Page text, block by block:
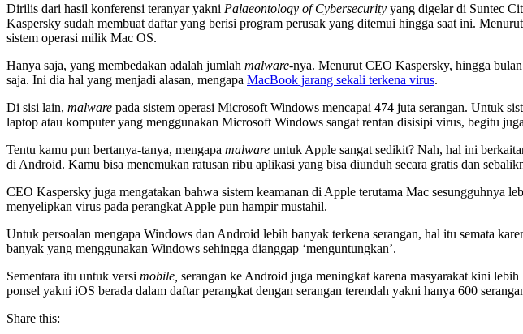
Dirilis dari hasil konferensi teranyar yakni Palaeontology of Cybersecurity yang digelar di Suntec
Kaspersky sudah membuat daftar yang berisi program perusak yang ditemui hingga saat ini.
sistem operasi milik Mac OS.
Hanya saja, yang membedakan adalah jumlah malware-nya. Menurut CEO Kaspersky, hingga
saja. Ini dia hal yang menjadi alasan, mengapa MacBook jarang sekali terkena virus.
Di sisi lain, malware pada sistem operasi Microsoft Windows mencapai 474 juta serangan. Untuk
laptop atau komputer yang menggunakan Microsoft Windows sangat rentan disisipi virus, begitu
Tentu kamu pun bertanya-tanya, mengapa malware untuk Apple sangat sedikit? Nah, hal ini
di Android. Kamu bisa menemukan ratusan ribu aplikasi yang bisa diunduh secara gratis dan
CEO Kaspersky juga mengatakan bahwa sistem keamanan di Apple terutama Mac sesungguhnya
menyelipkan virus pada perangkat Apple pun hampir mustahil.
Untuk persoalan mengapa Windows dan Android lebih banyak terkena serangan, hal itu semata
banyak yang menggunakan Windows sehingga dianggap ‘menguntungkan’.
Sementara itu untuk versi mobile, serangan ke Android juga meningkat karena masyarakat kini
ponsel yakni iOS berada dalam daftar perangkat dengan serangan terendah yakni hanya 600
Share this: